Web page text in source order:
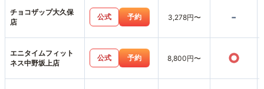
チョコザップ大久保
店
公式 予約 3,278円〜 -
エニタイムフィット
ネス中野坂上店
公式 予約 8,800円〜 ○